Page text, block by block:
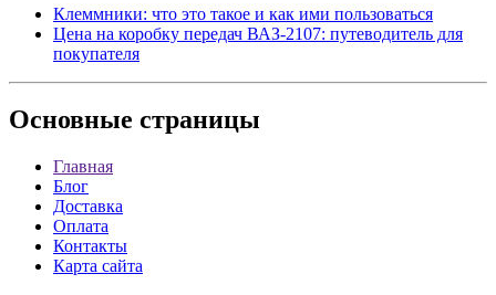
Клеммники: что это такое и как ими пользоваться
Цена на коробку передач ВАЗ-2107: путеводитель для
покупателя
Основные страницы
Главная
Блог
Доставка
Оплата
Контакты
Карта сайта